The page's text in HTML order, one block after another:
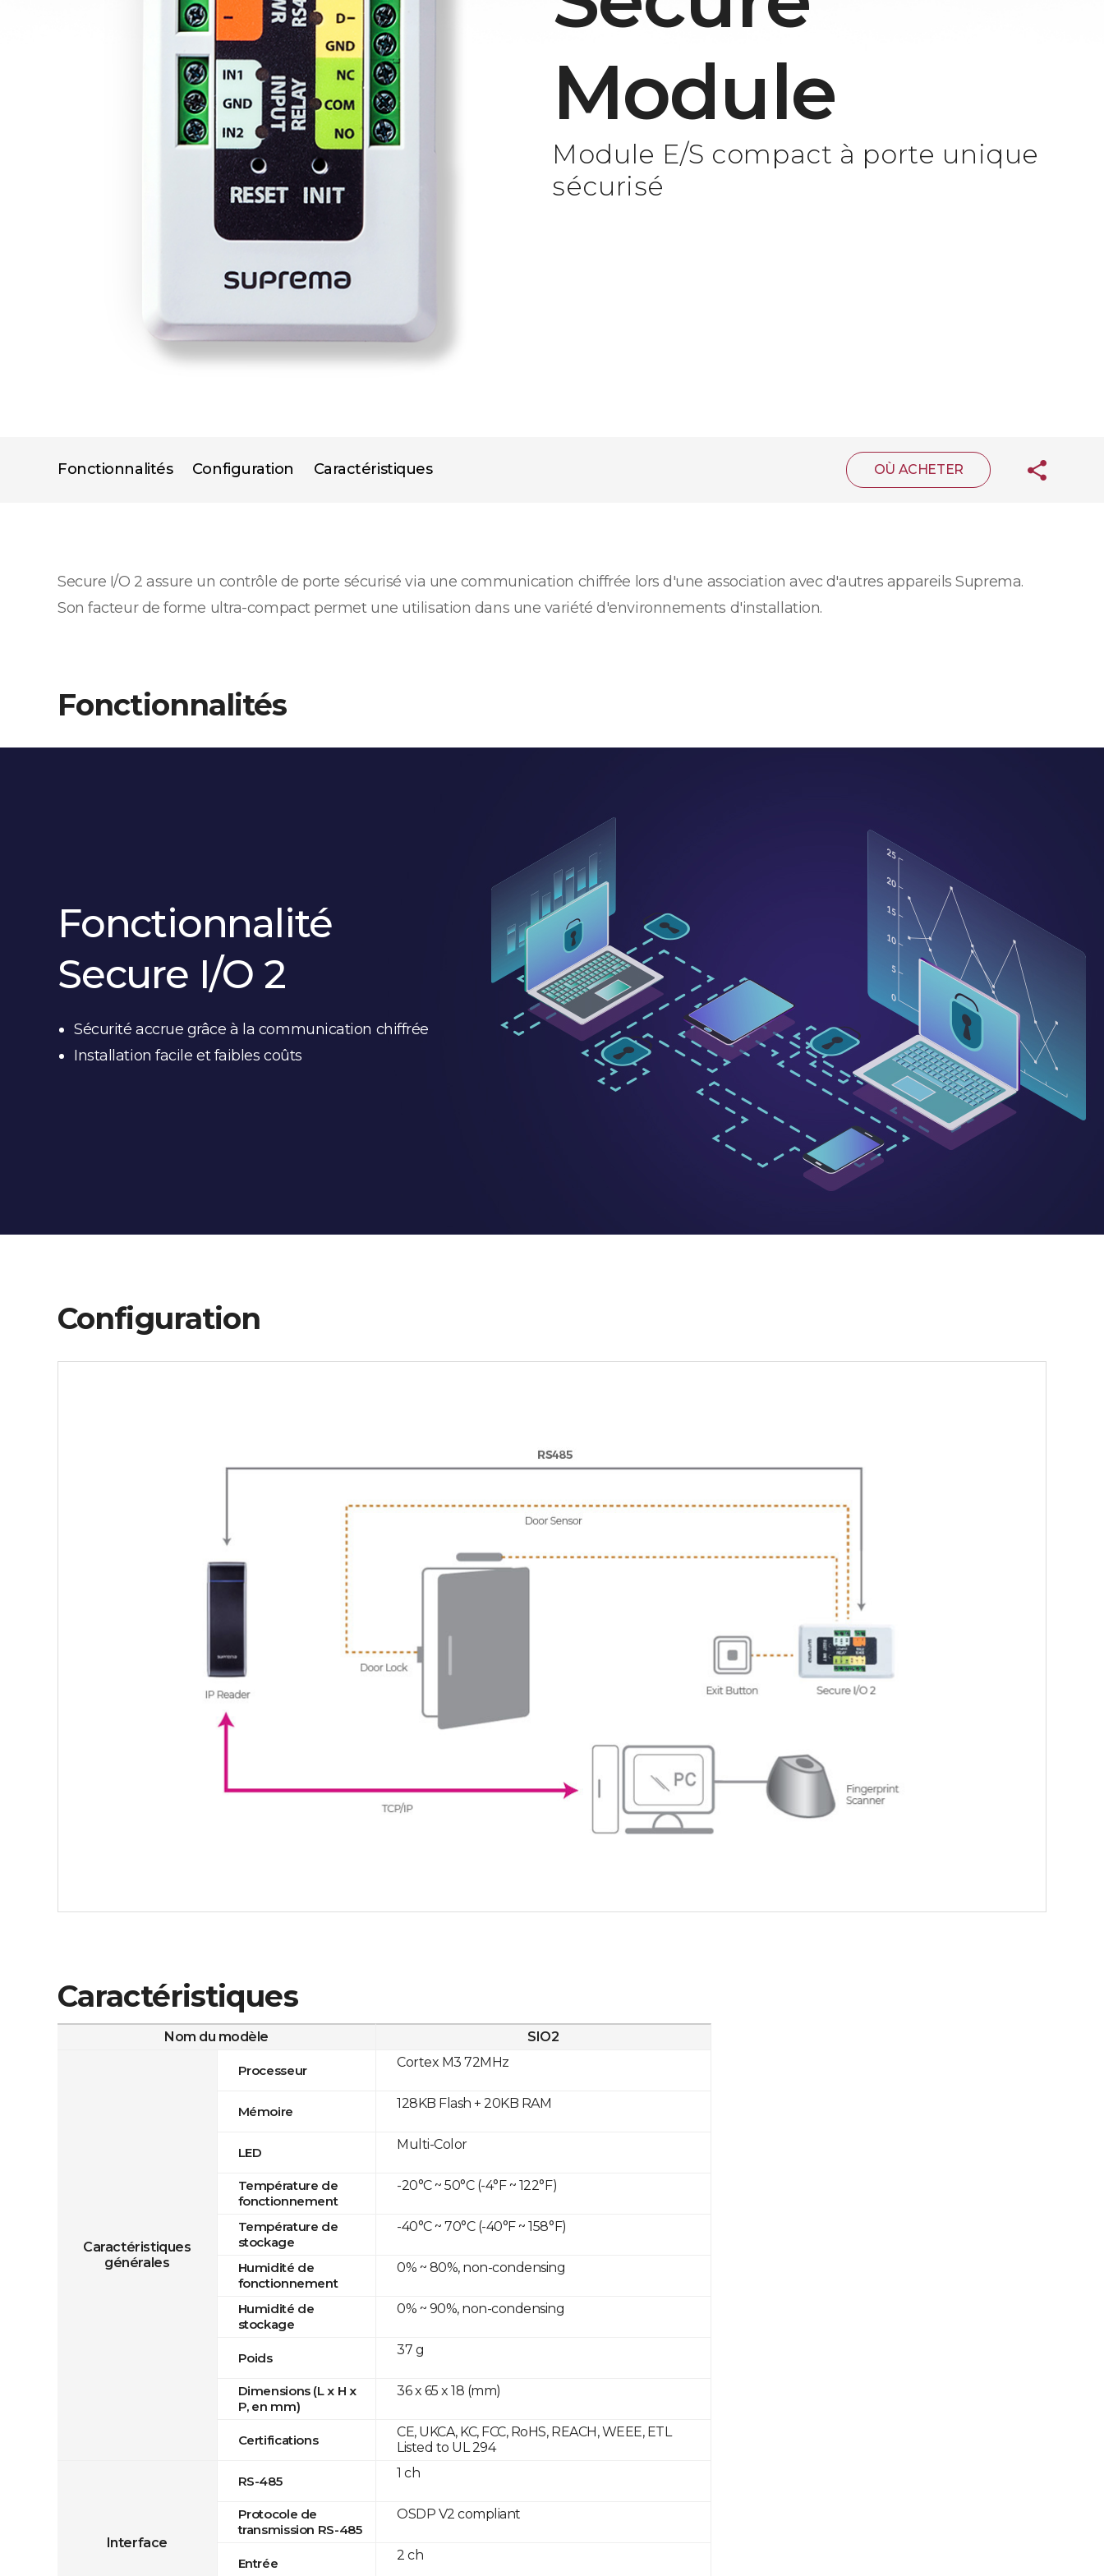
Module
Module E/S compact à porte unique
sécurisé
Fonctionnalités Configuration Caractéristiques OÙ ACHETER
Secure I/O 2 assure un contrôle de porte sécurisé via une communication chiffrée lors d'une association avec d'autres appareils Suprema.
Son facteur de forme ultra-compact permet une utilisation dans une variété d'environnements d'installation.
Fonctionnalités
Fonctionnalité
Secure I/O 2
Sécurité accrue grâce à la communication chiffrée
Installation facile et faibles coûts
Configuration
Caractéristiques
Nom du modèle
Caractéristiques
générales
Processeur
Mémoire
LED
Température de
fonctionnement
Température de
stockage
Humidité de
fonctionnement
Humidité de
stockage
Poids
Dimensions (L x H x
P, en mm)
Certifications
Interface
RS-485
Protocole de
transmission RS-485
Entrée
SIO2
Cortex M3 72MHz
128KB Flash + 20KB RAM
Multi-Color
-20°C ~ 50°C (-4°F ~ 122°F)
-40°C ~ 70°C (-40°F ~ 158°F)
0% ~ 80%, non-condensing
0% ~ 90%, non-condensing
37 g
36 x 65 x 18 (mm)
CE, UKCA, KC, FCC, RoHS, REACH, WEEE, ETL
Listed to UL 294
1 ch
OSDP V2 compliant
2 ch